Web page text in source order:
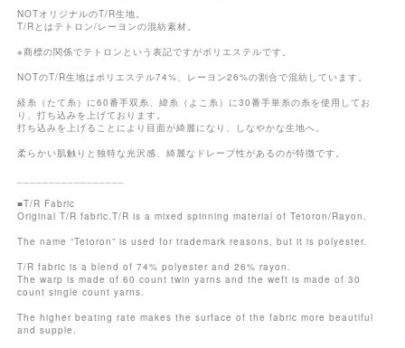
NOTオリジナルのT/R生地。
T/Rとはテトロン/レーヨンの混紡素材。
※商標の関係でテトロンという表記ですがポリエステルです。
NOTのT/R生地はポリエステル74%、レーヨン26%の割合で混紡しています。
経糸（たて糸）に60番手双糸、緯糸（よこ糸）に30番手単糸の糸を使用してお
り、打ち込みを上げております。
打ち込みを上げることにより目面が綺麗になり、しなやかな生地へ。
柔らかい肌触りと独特な光沢感、綺麗なドレープ性があるのが特徴です。
■T/R Fabric
Original T/R fabric.T/R is a mixed spinning material of Tetoron/Rayon.
The name “Tetoron” is used for trademark reasons, but it is polyester.
T/R fabric is a blend of 74% polyester and 26% rayon.
The warp is made of 60 count twin yarns and the weft is made of 30
count single count yarns.
The higher beating rate makes the surface of the fabric more beautiful
and supple.